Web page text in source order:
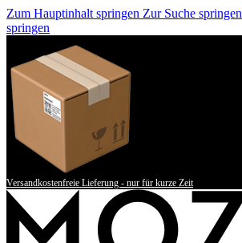
Zum Hauptinhalt springen Zur Suche springen
springen
Versandkostenfreie Lieferung - nur für kurze Zeit